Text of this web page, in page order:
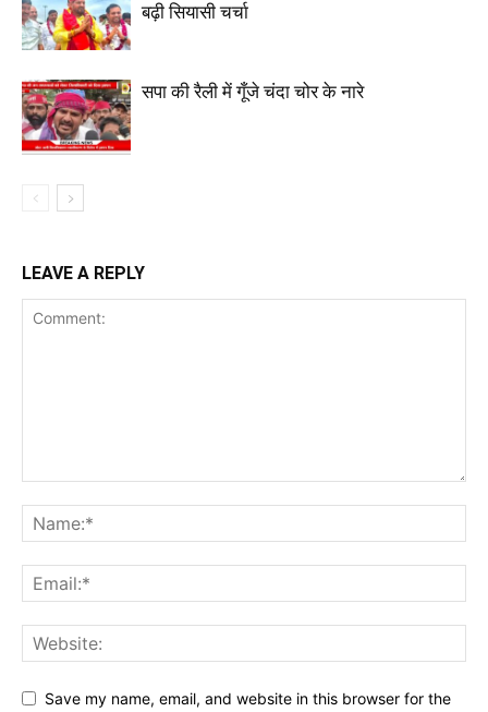
बढ़ी सियासी चर्चा
सपा की रैली में गूँजे चंदा चोर के नारे
LEAVE A REPLY
Save my name, email, and website in this browser for the